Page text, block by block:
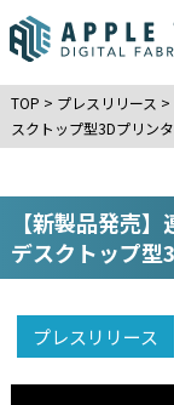
TOP > プレスリリース >
スクトップ型3Dプリン
【新製品発売
デスクトップ
プレスリリース